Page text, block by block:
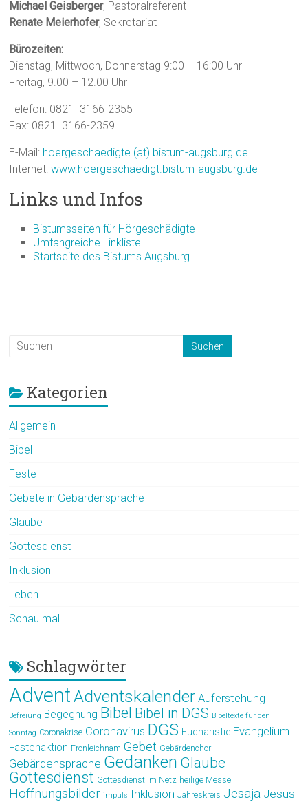
Michael Geisberger, Pastoralreferent
Renate Meierhofer, Sekretariat
Bürozeiten:
Dienstag, Mittwoch, Donnerstag 9:00 – 16:00 Uhr
Freitag, 9.00 – 12.00 Uhr
Telefon: 0821 3166-2355
Fax: 0821 3166-2359
E-Mail: hoergeschaedigte (at) bistum-augsburg.de
Internet:www.hoergeschaedigt.bistum-augsburg.de
Links und Infos
Bistumsseiten für Hörgeschädigte
Umfangreiche Linkliste
Startseite des Bistums Augsburg
Kategorien
Allgemein
Bibel
Feste
Gebete in Gebärdensprache
Glaube
Gottesdienst
Inklusion
Leben
Schau mal
Schlagwörter
AdventAdventskalender Auferstehung
Befreiung Begegnung Bibel Bibel in DGS Bibeltexte für den
Sonntag Coronakrise Coronavirus DGS Eucharistie Evangelium
Fastenaktion Fronleichnam Gebet Gebärdenchor
Gebärdensprache Gedanken Glaube
Gottesdienst Gottesdienst im Netz heilige Messe
Hoffnungsbilder impuls Inklusion Jahreskreis Jesaja Jesus